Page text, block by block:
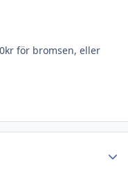
för bromsen, eller